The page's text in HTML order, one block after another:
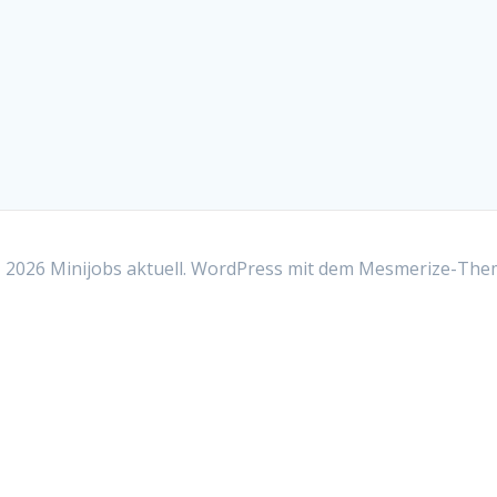
Minijobs aktuell. WordPress mit dem Mesmerize-